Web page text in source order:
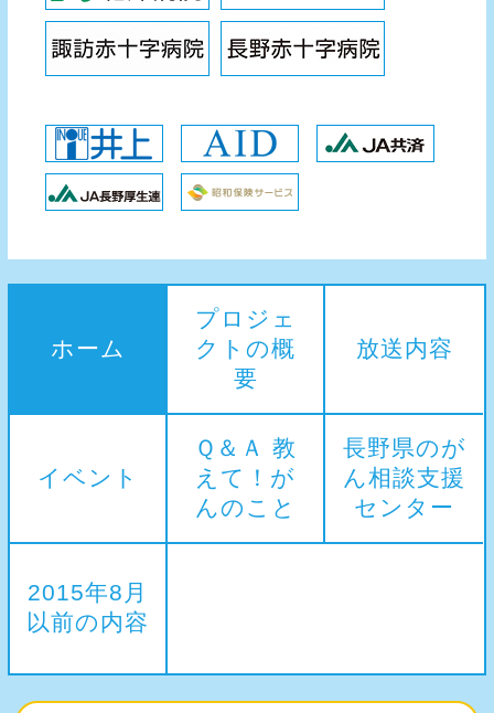
ホーム
プロジェ
クトの概
要
放送内容
イベント
Ｑ＆Ａ 教
えて！が
んのこと
長野県のが
ん相談支援
センター
2015年8月
以前の内容